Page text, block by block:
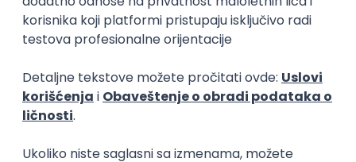
O nama
Za poslodavce
Uslovi korišćenja
Uklonjeni profili poslodavaca
Za medije
Kontakt
Druželjubivi smo!